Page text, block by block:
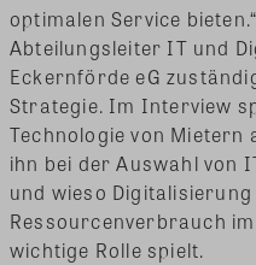
optimalen Service
Abteilungsleiter IT und
Eckernförde eG
Strategie. Im Interview
Technologie von
ihn bei der Auswahl von
und wieso
Ressourcenverbrauch
wichtige Rolle spielt.